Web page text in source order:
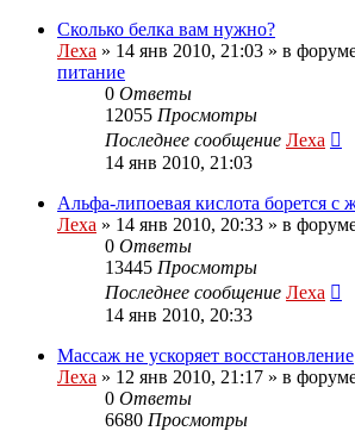
Сколько белка вам нужно?
Леха » 14 янв 2010, 21:03 » в
питание
0 Ответы
12055 Просмотры
Последнее сообщение Леха
14 янв 2010, 21:03
Альфа-липоевая кислота борется с
Леха » 14 янв 2010, 20:33 » в
0 Ответы
13445 Просмотры
Последнее сообщение Леха
14 янв 2010, 20:33
Массаж не ускоряет восстановление
Леха » 12 янв 2010, 21:17 » в
0 Ответы
6680 Просмотры